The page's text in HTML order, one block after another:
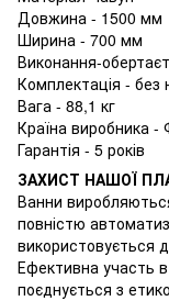
Довжина - 1500 мм
Ширина - 700 мм
Виконання-
Комплектація - без
Вага - 88,1 кг
Країна виробника -
Гарантія - 5 років
ЗАХИСТ НАШОЇ
Ванни
повністю
використовується
Ефективна участь
поєднується з